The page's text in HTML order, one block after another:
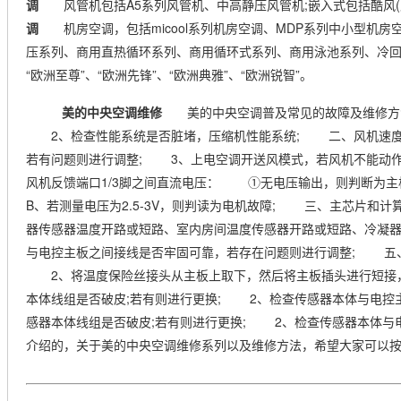
调 风管机包括A5系列风管机、中高静压风管机;嵌入式包括酷
调 机房空调，包括micool系列机房空调、MDP系列中小型机
压系列、商用直热循环系列、商用循环式系列、商用泳池系列
“欧洲至尊”、“欧洲先锋”、“欧洲典雅”、“欧洲锐智”。
美的中央空调维修美的中央空调普及常见的故障及维修
2、检查性能系统是否脏堵，压缩机性能系统; 二、风机速
若有问题则进行调整; 3、上电空调开送风模式，若风机不能
风机反馈端口1/3脚之间直流电压： ①无电压输出，则判断
B、若测量电压为2.5-3V，则判读为电机故障; 三、主芯片
器传感器温度开路或短路、室内房间温度传感器开路或短路、
与电控主板之间接线是否牢固可靠，若存在问题则进行调整;
2、将温度保险丝接头从主板上取下，然后将主板插头进行
本体线组是否破皮;若有则进行更换; 2、检查传感器本体与电
感器本体线组是否破皮;若有则进行更换; 2、检查传感器本体与
介绍的，关于美的中央空调维修系列以及维修方法，希望大家可以